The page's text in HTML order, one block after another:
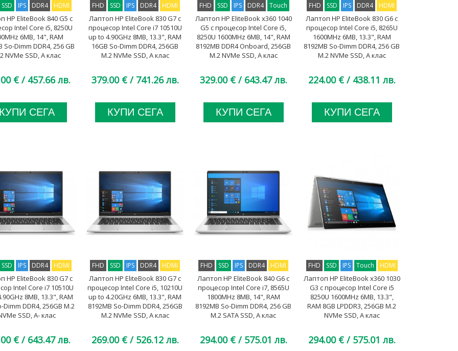
SSD IPS DDR4 HDMI
HP EliteBook 840 G5 с
Intel Core i5, 8250U
6MB, 14", RAM
So-Dimm DDR4, 256 GB
NVMe SSD, A клас
€ / 457.66 лв.
КУПИ СЕГА
FHD SSD IPS DDR4 HDMI
Лаптоп HP EliteBook 830 G7 с
процесор Intel Core i7 10510U
up to 4.90GHz 8MB, 13.3", RAM
16GB So-Dimm DDR4, 256GB
M.2 NVMe SSD, A клас
379.00 € / 741.26 лв.
КУПИ СЕГА
FHD SSD IPS DDR4 Touch
Лаптоп HP EliteBook x360 1040
G5 с процесор Intel Core i5,
8250U 1600MHz 6MB, 14", RAM
8192MB DDR4 Onboard, 256GB
M.2 NVMe SSD, A клас
329.00 € / 643.47 лв.
КУПИ СЕГА
FHD SSD IPS DDR4 HDMI
Лаптоп HP EliteBook 830 G6 с
процесор Intel Core i5, 8265U
1600MHz 6MB, 13.3", RAM
8192MB So-Dimm DDR4, 256 GB
M.2 NVMe SSD, A клас
224.00 € / 438.11 лв.
КУПИ СЕГА
SSD IPS DDR4 HDMI
HP EliteBook 830 G7 с
Intel Core i7 10510U
8MB, 13.3", RAM
Dimm DDR4, 256GB M.2
SSD, A- клас
€ / 643.47 лв.
FHD SSD IPS DDR4 HDMI
Лаптоп HP EliteBook 830 G7 с
процесор Intel Core i5, 10210U
up to 4.20GHz 6MB, 13.3", RAM
8192MB So-Dimm DDR4, 256GB
M.2 NVMe SSD, A клас
269.00 € / 526.12 лв.
FHD SSD IPS DDR4 HDMI
Лаптоп HP EliteBook 840 G6 с
процесор Intel Core i7, 8565U
1800MHz 8MB, 14", RAM
8192MB So-Dimm DDR4, 256 GB
M.2 SATA SSD, A клас
294.00 € / 575.01 лв.
FHD SSD IPS Touch HDMI
Лаптоп HP EliteBook x360 1030
G3 с процесор Intel Core i5
8250U 1600MHz 6MB, 13.3",
RAM 8GB LPDDR3, 256GB M.2
NVMe SSD, A клас
294.00 € / 575.01 лв.